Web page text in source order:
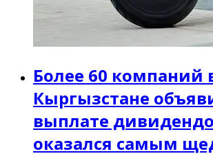
Более 60 компаний
Кыргызстане
выплате
оказался самым